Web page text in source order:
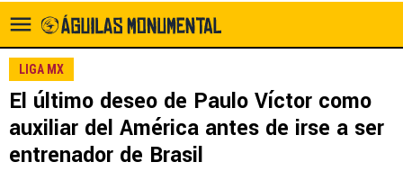
LIGA MX
El último deseo de Paulo Víctor como
auxiliar del América antes de irse a ser
entrenador de Brasil